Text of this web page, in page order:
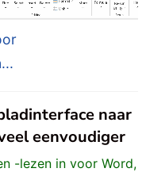
naar
eenvoudiger
-lezen in voor Word,